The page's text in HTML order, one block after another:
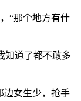
“那个地方有什
知道了都不敢多
边女生少，抢手